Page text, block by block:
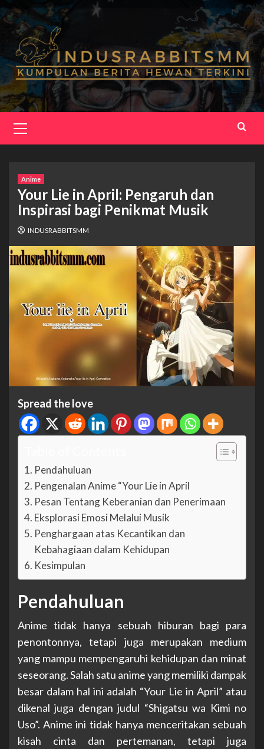
Skip
to
content
Menu
Anime
Your Lie in April: Pengaruh dan
Inspirasi bagi Penikmat Musik
INDUSRABBITSMM
Spread the love
Pendahuluan
Pengenalan Anime “Your Lie in April
Pesan Tentang Keberanian dan Penerimaan
Eksplorasi Emosi Melalui Musik
Penghargaan atas Kecantikan dan
Kebahagiaan dalam Kehidupan
Kesimpulan
Pendahuluan
Anime tidak hanya sebuah hiburan bagi para
penontonnya, tetapi juga merupakan medium
yang mampu mempengaruhi kehidupan dan minat
seseorang. Salah satu anime yang memiliki dampak
besar dalam hal ini adalah “Your Lie in April” atau
dikenal juga dengan judul “Shigatsu wa Kimi no
Uso”. Anime ini tidak hanya menceritakan sebuah
kisah cinta dan pertemanan, tetapi juga